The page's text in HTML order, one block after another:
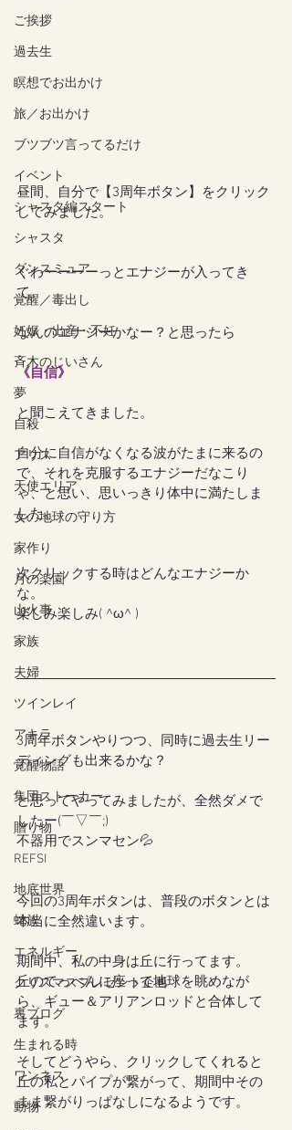
ご挨拶
過去生
瞑想でお出かけ
旅／お出かけ
ブツブツ言ってるだけ
イベント
シャスタ編スタート
シャスタ
ダンスミュア
覚醒／毒出し
妊娠・出産・不妊
斉木のじいさん
夢
自殺
アリス
天使エリア
女の地球の守り方
家作り
月の楽園
山火事
家族
夫婦
ツインレイ
アキラ
覚醒物語
集団ストーカー
贈り物
REFSI
地底世界
蛇族
エネルギー
クリスマスプレゼント企画
裏ブログ
生まれる時
ワンネス
動物
昼間、自分で【3周年ボタン】をクリック
してみました。
ぐわーーーーっとエナジーが入ってき
て。
なんのエナジーかなー？と思ったら
《自信》
と聞こえてきました。
自分に自信がなくなる波がたまに来るの
で、それを克服するエナジーだなこり
ゃ、と思い、思いっきり体中に満たしま
した。
次クリックする時はどんなエナジーか
な。
楽しみ楽しみ( ^ω^ )
3周年ボタンやりつつ、同時に過去生リー
ディングも出来るかな？
と思ってやってみましたが、全然ダメで
したー(￣▽￣;)
不器用でスンマセン💦
今回の3周年ボタンは、普段のボタンとは
本当に全然違います。
期間中、私の中身は丘に行ってます。
丘のてっぺんに座って地球を眺めなが
ら、ギュー＆アリアンロッドと合体して
ます。
そしてどうやら、クリックしてくれると
丘の私とパイプが繋がって、期間中その
まま繋がりっぱなしになるようです。